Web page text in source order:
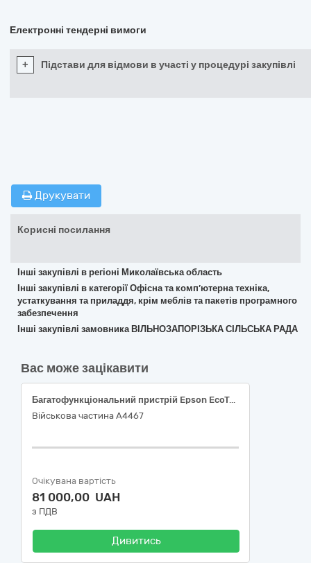
Електронні тендерні вимоги
+ Підстави для відмови в участі у процедурі закупівлі
Друкувати
Корисні посилання
Інші закупівлі в регіоні Миколаївська область
Інші закупівлі в категорії Офісна та комп’ютерна техніка,
устаткування та приладдя, крім меблів та пакетів програмного
забезпечення
Інші закупівлі замовника ВІЛЬНОЗАПОРІЗЬКА СІЛЬСЬКА РАДА
Вас може зацікавити
Багатофункціональний пристрій Epson EcoTank L3201 (C11CJ69402) або аналог; Багатофункціональний пристрій XEROX WORKCENTRE 3025BI; Принтер Canon PIXMA G1410; Лазерний принтер Kyocera PA2101cx; Оптичний привод Gembird DVD-USB-02, 30230000-0 Комп'ютерне обладнання за ДК 021:2015 Єдиного закупівельного словника
Військова частина А4467
Очікувана вартість
81 000,00 UAH
з ПДВ
Дивитись